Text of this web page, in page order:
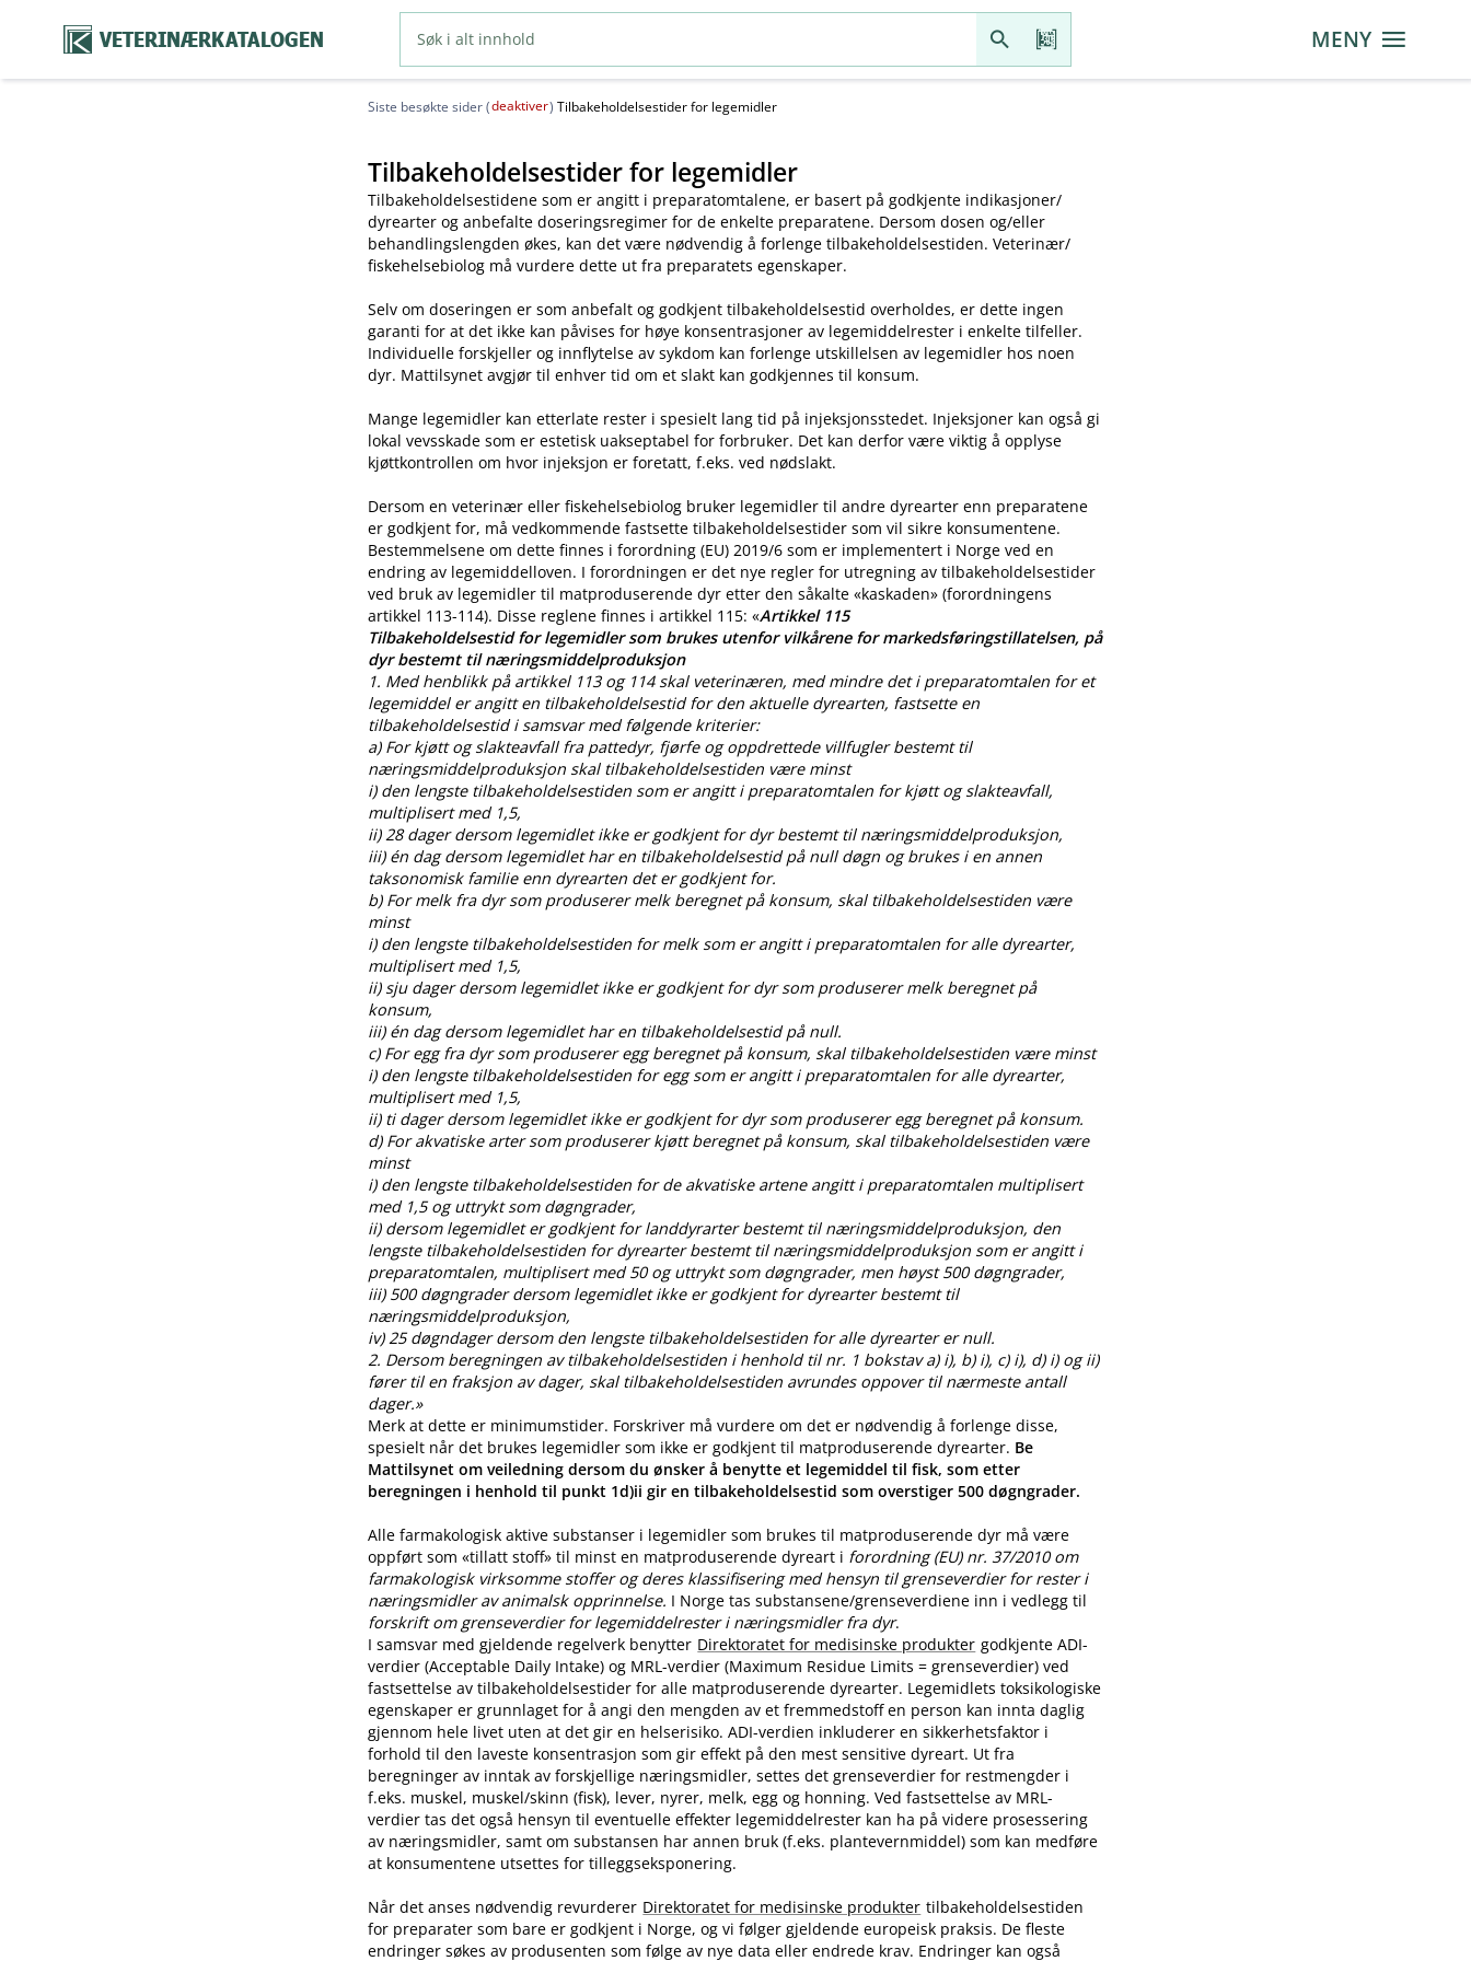
VETERINÆRKATALOGEN MENY
Siste besøkte sider (deaktiver) Tilbakeholdelsestider for legemidler
Tilbakeholdelsestider for legemidler
Tilbakeholdelsestidene som er angitt i preparatomtalene, er basert på godkjente indikasjoner​/​
dyrearter og anbefalte doseringsregimer for de enkelte preparatene. Dersom dosen og​/​eller
behandlingslengden økes, kan det være nødvendig å forlenge tilbakeholdelsestiden. Veterinær​/​
fiskehelsebiolog må vurdere dette ut fra preparatets egenskaper.
Selv om doseringen er som anbefalt og godkjent tilbakeholdelsestid overholdes, er dette ingen
garanti for at det ikke kan påvises for høye konsentrasjoner av legemiddelrester i enkelte tilfeller.
Individuelle forskjeller og innflytelse av sykdom kan forlenge utskillelsen av legemidler hos noen
dyr. Mattilsynet avgjør til enhver tid om et slakt kan godkjennes til konsum.
Mange legemidler kan etterlate rester i spesielt lang tid på injeksjonsstedet. Injeksjoner kan også gi
lokal vevsskade som er estetisk uakseptabel for forbruker. Det kan derfor være viktig å opplyse
kjøttkontrollen om hvor injeksjon er foretatt, f.eks. ved nødslakt.
Dersom en veterinær eller fiskehelsebiolog bruker legemidler til andre dyrearter enn preparatene
er godkjent for, må vedkommende fastsette tilbakeholdelsestider som vil sikre konsumentene.
Bestemmelsene om dette finnes i forordning (EU) 2019/6 som er implementert i Norge ved en
endring av legemiddelloven. I forordningen er det nye regler for utregning av tilbakeholdelsestider
ved bruk av legemidler til matproduserende dyr etter den såkalte «kaskaden» (forordningens
artikkel 113-114). Disse reglene finnes i artikkel 115: «Artikkel 115
Tilbakeholdelsestid for legemidler som brukes utenfor vilkårene for markedsføringstillatelsen, på
dyr bestemt til næringsmiddelproduksjon
1. Med henblikk på artikkel 113 og 114 skal veterinæren, med mindre det i preparatomtalen for et
legemiddel er angitt en tilbakeholdelsestid for den aktuelle dyrearten, fastsette en
tilbakeholdelsestid i samsvar med følgende kriterier:
a) For kjøtt og slakteavfall fra pattedyr, fjørfe og oppdrettede villfugler bestemt til
næringsmiddelproduksjon skal tilbakeholdelsestiden være minst
i) den lengste tilbakeholdelsestiden som er angitt i preparatomtalen for kjøtt og slakteavfall,
multiplisert med 1,5,
ii) 28 dager dersom legemidlet ikke er godkjent for dyr bestemt til næringsmiddelproduksjon,
iii) én dag dersom legemidlet har en tilbakeholdelsestid på null døgn og brukes i en annen
taksonomisk familie enn dyrearten det er godkjent for.
b) For melk fra dyr som produserer melk beregnet på konsum, skal tilbakeholdelsestiden være
minst
i) den lengste tilbakeholdelsestiden for melk som er angitt i preparatomtalen for alle dyrearter,
multiplisert med 1,5,
ii) sju dager dersom legemidlet ikke er godkjent for dyr som produserer melk beregnet på
konsum,
iii) én dag dersom legemidlet har en tilbakeholdelsestid på null.
c) For egg fra dyr som produserer egg beregnet på konsum, skal tilbakeholdelsestiden være minst
i) den lengste tilbakeholdelsestiden for egg som er angitt i preparatomtalen for alle dyrearter,
multiplisert med 1,5,
ii) ti dager dersom legemidlet ikke er godkjent for dyr som produserer egg beregnet på konsum.
d) For akvatiske arter som produserer kjøtt beregnet på konsum, skal tilbakeholdelsestiden være
minst
i) den lengste tilbakeholdelsestiden for de akvatiske artene angitt i preparatomtalen multiplisert
med 1,5 og uttrykt som døgngrader,
ii) dersom legemidlet er godkjent for landdyrarter bestemt til næringsmiddelproduksjon, den
lengste tilbakeholdelsestiden for dyrearter bestemt til næringsmiddelproduksjon som er angitt i
preparatomtalen, multiplisert med 50 og uttrykt som døgngrader, men høyst 500 døgngrader,
iii) 500 døgngrader dersom legemidlet ikke er godkjent for dyrearter bestemt til
næringsmiddelproduksjon,
iv) 25 døgndager dersom den lengste tilbakeholdelsestiden for alle dyrearter er null.
2. Dersom beregningen av tilbakeholdelsestiden i henhold til nr. 1 bokstav a) i), b) i), c) i), d) i) og ii)
fører til en fraksjon av dager, skal tilbakeholdelsestiden avrundes oppover til nærmeste antall
dager.»
Merk at dette er minimumstider. Forskriver må vurdere om det er nødvendig å forlenge disse,
spesielt når det brukes legemidler som ikke er godkjent til matproduserende dyrearter. Be
Mattilsynet om veiledning dersom du ønsker å benytte et legemiddel til fisk, som etter
beregningen i henhold til punkt 1d)ii gir en tilbakeholdelsestid som overstiger 500 døgngrader.
Alle farmakologisk aktive substanser i legemidler som brukes til matproduserende dyr må være
oppført som «tillatt stoff» til minst en matproduserende dyreart i forordning (EU) nr. 37/2010 om
farmakologisk virksomme stoffer og deres klassifisering med hensyn til grenseverdier for rester i
næringsmidler av animalsk opprinnelse. I Norge tas substansene​/​grenseverdiene inn i vedlegg til
forskrift om grenseverdier for legemiddelrester i næringsmidler fra dyr.
I samsvar med gjeldende regelverk benytter Direktoratet for medisinske produkter godkjente ADI-
verdier (Acceptable Daily Intake) og MRL-verdier (Maximum Residue Limits = grenseverdier) ved
fastsettelse av tilbakeholdelsestider for alle matproduserende dyrearter. Legemidlets toksikologiske
egenskaper er grunnlaget for å angi den mengden av et fremmedstoff en person kan innta daglig
gjennom hele livet uten at det gir en helserisiko. ADI-verdien inkluderer en sikkerhetsfaktor i
forhold til den laveste konsentrasjon som gir effekt på den mest sensitive dyreart. Ut fra
beregninger av inntak av forskjellige næringsmidler, settes det grenseverdier for restmengder i
f.eks. muskel, muskel​/​skinn (fisk), lever, nyrer, melk, egg og honning. Ved fastsettelse av MRL-
verdier tas det også hensyn til eventuelle effekter legemiddelrester kan ha på videre prosessering
av næringsmidler, samt om substansen har annen bruk (f.eks. plantevernmiddel) som kan medføre
at konsumentene utsettes for tilleggseksponering.
Når det anses nødvendig revurderer Direktoratet for medisinske produkter tilbakeholdelsestiden
for preparater som bare er godkjent i Norge, og vi følger gjeldende europeisk praksis. De fleste
endringer søkes av produsenten som følge av nye data eller endrede krav. Endringer kan også